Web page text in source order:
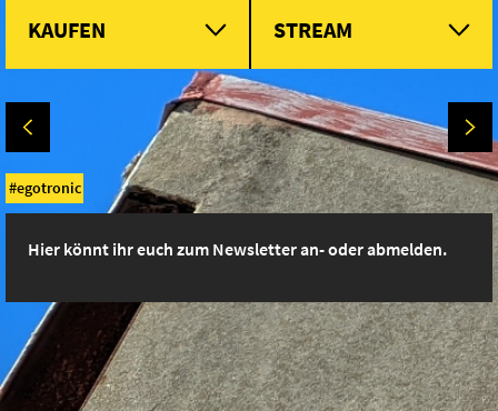
KAUFEN STREAM
egotronic
Hier könnt ihr euch zum Newsletter an- oder abmelden.